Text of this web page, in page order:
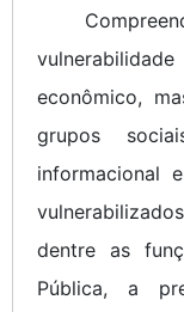
econômico,
grupos
informacional
dentre as
Pública, a